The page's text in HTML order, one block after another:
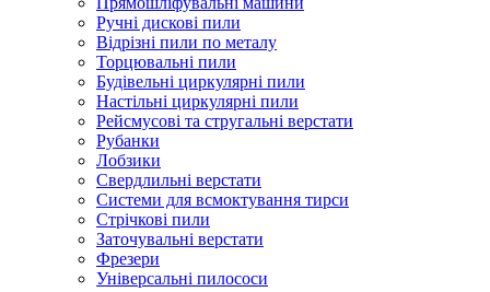
Ручні дискові пили
Відрізні пили по металу
Торцювальні пили
Будівельні циркулярні пили
Настільні циркулярні пили
Рейсмусові та стругальні верстати
Рубанки
Лобзики
Свердлильні верстати
Системи для всмоктування тирси
Стрічкові пили
Заточувальні верстати
Фрезери
Універсальні пилососи